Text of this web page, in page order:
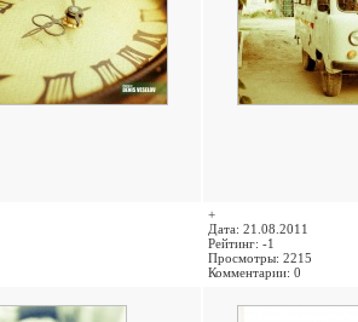
+
Дата: 21.08.2011
Рейтинг: -1
Просмотры: 2215
Комментарии: 0